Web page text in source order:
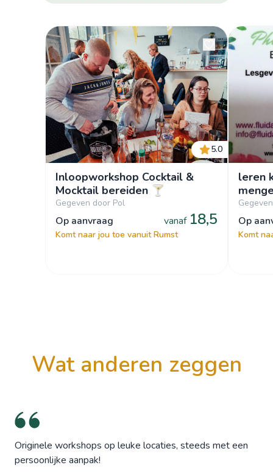
5.0
Inloopworkshop Cocktail &
Mocktail bereiden 🍸
Gegeven door Pol
op aanvraag vanaf 18,5
Komt naar jou toe vanuit Rumst
leren
op
Komt
wat anderen zeggen
Originele workshops op leuke locaties, steeds met een
persoonlijke aanpak!